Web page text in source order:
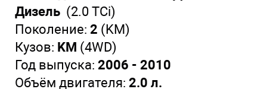
Дизель (2.0 TCi)
Поколение: 2 (KM)
Кузов: KM (4WD)
Год выпуска: 2006 - 2010
Объём двигателя: 2.0 л.